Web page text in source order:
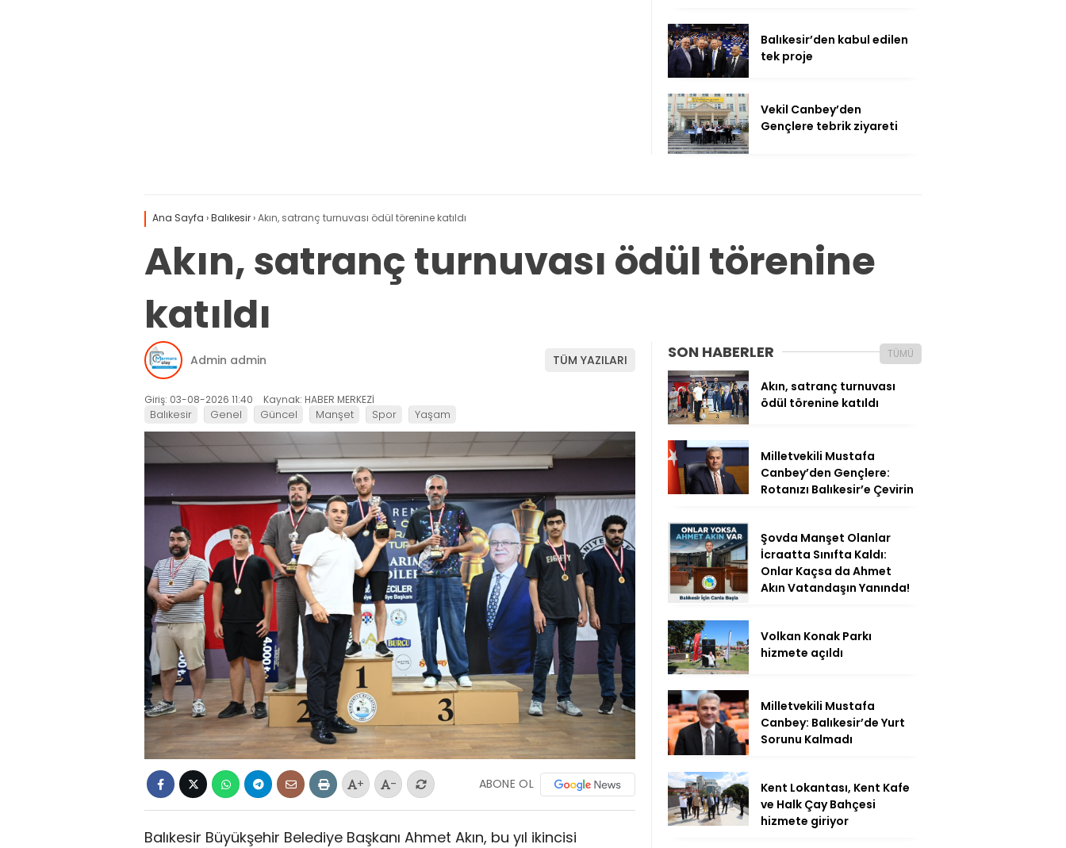
Balıkesir’den kabul edilen
tek proje
Vekil Canbey’den
Gençlere tebrik ziyareti
Ana Sayfa ›Balıkesir›Akın, satranç turnuvası ödül törenine katıldı
Akın, satranç turnuvası ödül törenine
katıldı
Admin admin TÜM YAZILARI
Giriş: 03-08-2026 11:40 Kaynak: HABER MERKEZİ
Balıkesir Genel Güncel Manşet Spor Yaşam
+ - ABONE OL
Balıkesir Büyükşehir Belediye Başkanı Ahmet Akın, bu yıl ikincisi
SON HABERLER TÜMÜ
Akın, satranç turnuvası
ödül törenine katıldı
Milletvekili Mustafa
Canbey’den Gençlere:
Rotanızı Balıkesir’e Çevirin
Şovda Manşet Olanlar
İcraatta Sınıfta Kaldı:
Onlar Kaçsa da Ahmet
Akın Vatandaşın Yanında!
Volkan Konak Parkı
hizmete açıldı
Milletvekili Mustafa
Canbey: Balıkesir’de Yurt
Sorunu Kalmadı
Kent Lokantası, Kent Kafe
ve Halk Çay Bahçesi
hizmete giriyor